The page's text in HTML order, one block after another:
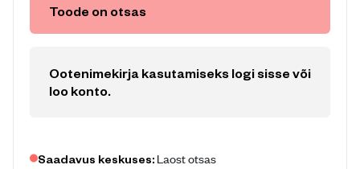
Toode on otsas
Ootenimekirja kasutamiseks logi sisse või
loo konto.
Saadavus keskuses: Laost otsas